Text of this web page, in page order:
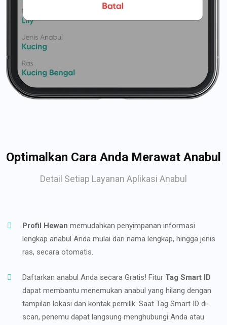
Optimalkan Cara Anda Merawat Anabul
Detail Setiap Layanan Aplikasi Anabul
Profil Hewan memudahkan penyimpanan informasi
lengkap anabul Anda mulai dari nama lengkap, hingga jenis
ras, secara otomatis.
Daftarkan anabul Anda secara Gratis! Fitur Tag Smart ID
dapat membantu menemukan anabul yang hilang dengan
tampilan lokasi dan kontak pemilik. Saat Tag Smart ID di-
scan, penemu dapat langsung menghubungi Anda atau